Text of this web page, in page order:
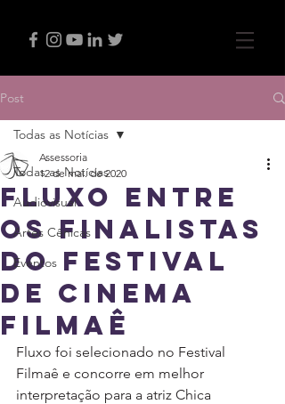
Post
Todas as Notícias
Audiovisual
Artes Cênicas
Eventos
Todas as Notícias
Fluxo entre
os finalistas
do Festival
de cinema
Filmaê
Assessoria
12 de mai. de 2020
Fluxo foi selecionado no Festival
Filmaê e concorre em melhor
interpretação para a atriz Chica